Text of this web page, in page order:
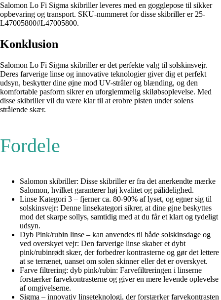
Salomon Lo Fi Sigma skibriller leveres med en gogglepose til sikker
opbevaring og transport. SKU-nummeret for disse skibriller er 25-
L47005800#L47005800.
Konklusion
Salomon Lo Fi Sigma skibriller er det perfekte valg til solskinsvejr.
Deres farverige linse og innovative teknologier giver dig et perfekt
udsyn, beskytter dine øjne mod UV-stråler og blænding, og den
komfortable pasform sikrer en uforglemmelig skiløbsoplevelse. Med
disse skibriller vil du være klar til at erobre pisten under solens
strålende skær.
Fordele
Salomon skibriller: Disse skibriller er fra det anerkendte mærke
Salomon, hvilket garanterer høj kvalitet og pålidelighed.
Linse Kategori 3 – fjerner ca. 80-90% af lyset, og egner sig til
solskinsvejr: Denne linsekategori sikrer, at dine øjne beskyttes
mod det skarpe sollys, samtidig med at du får et klart og tydeligt
udsyn.
Dyb Pink/rubin linse – kan anvendes til både solskinsdage og
ved overskyet vejr: Den farverige linse skaber et dybt
pink/rubinrødt skær, der forbedrer kontrasterne og gør det lettere
at se terrænet, uanset om solen skinner eller det er overskyet.
Farve filtrering: dyb pink/rubin: Farvefiltreringen i linserne
forstærker farvekontrasterne og giver en mere levende oplevelse
af omgivelserne.
Sigma – innovativ linseteknologi, der forstærker farvekontrasten